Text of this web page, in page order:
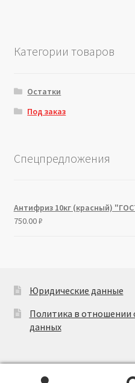
Категории товаров
Остатки
Под заказ
Спецпредложения
Антифриз 10кг (красный)
750.00₽
Юридические данные
Политика в отношении
данных